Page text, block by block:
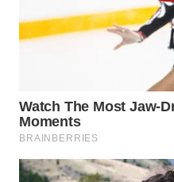
BINTAN
WN
LIKUPANG
WN